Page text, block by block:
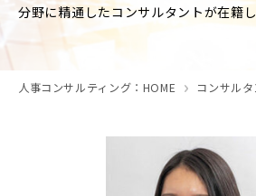
分野に精通したコンサルタントが在籍し
人事コンサルティング：HOME コンサル